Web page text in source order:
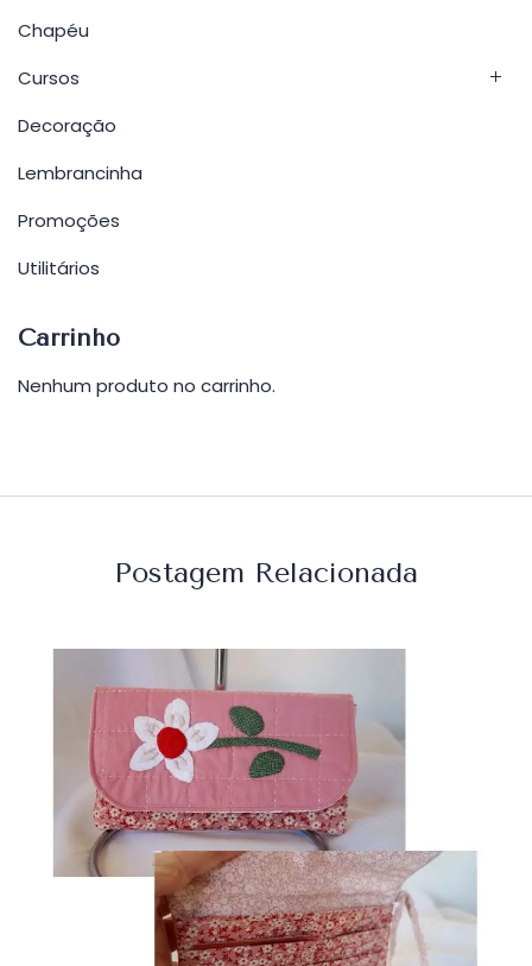
Chapéu
Cursos
Decoração
Lembrancinha
Promoções
Utilitários
Carrinho
Nenhum produto no carrinho.
Postagem Relacionada